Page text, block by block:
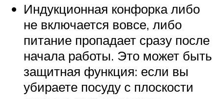
Индукционная конфорка либо
не включается вовсе, либо
питание пропадает сразу после
начала работы. Это может быть
защитная функция: если вы
убираете посуду с плоскости